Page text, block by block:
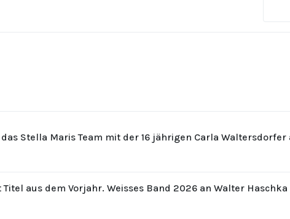
Stella Maris Team mit der 16 jährigen Carla Waltersdorfer
aus dem Vorjahr. Weisses Band 2026 an Walter Haschka